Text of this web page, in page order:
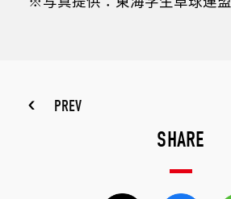
PREV
SHARE